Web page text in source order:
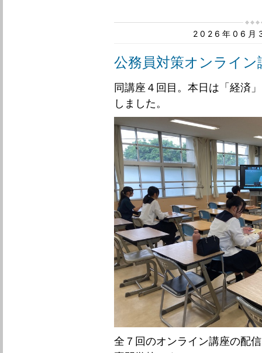
2026年06月
公務員対策オンライン
同講座４回目。本日は「経済
しました。
全７回のオンライン講座の配